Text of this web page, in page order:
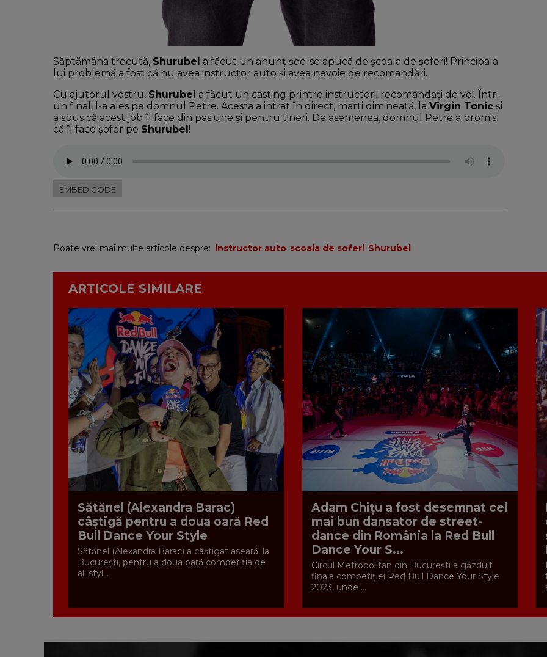
Săptămâna trecută, Shurubel a făcut un anunț șoc: se apucă de școala de șoferi! Principala
lui problemă a fost că nu avea instructor auto și avea nevoie de recomandări.
Cu ajutorul vostru, Shurubel a făcut un casting printre instructorii recomandați de voi. Într-
un final, l-a ales pe domnul Petre. Acesta a intrat în direct, marți dimineață, la Virgin Tonic și
a spus că acest job îl face din pasiune și pentru tineri. De asemenea, domnul Petre a promis
că îl face șofer pe Shurubel!
EMBED CODE
Poate vrei mai multe articole despre: instructor auto scoala de soferi Shurubel
ARTICOLE SIMILARE
Sătănel (Alexandra Barac)
câștigă pentru a doua oară Red
Bull Dance Your Style
Sătănel (Alexandra Barac) a câştigat aseară, la
Bucureşti, pentru a doua oară competiţia de
all styl...
Adam Chițu a fost desemnat cel
mai bun dansator de street-
dance din România la Red Bull
Dance Your S...
Circul Metropolitan din București a găzduit
finala competiției Red Bull Dance Your Style
2023, unde ...